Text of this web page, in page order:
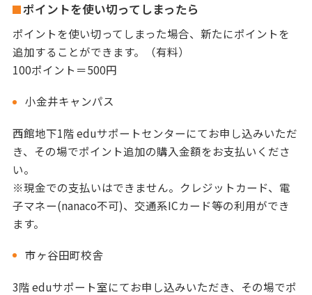
ポイントを使い切ってしまったら
ポイントを使い切ってしまった場合、新たにポイントを
追加することができます。（有料）
100ポイント＝500円
小金井キャンパス
西館地下1階 eduサポートセンターにてお申し込みいただ
き、その場でポイント追加の購入金額をお支払いくださ
い。
※現金での支払いはできません。クレジットカード、電
子マネー(nanaco不可)、交通系ICカード等の利用ができ
ます。
市ヶ谷田町校舎
3階 eduサポート室にてお申し込みいただき、その場でポ